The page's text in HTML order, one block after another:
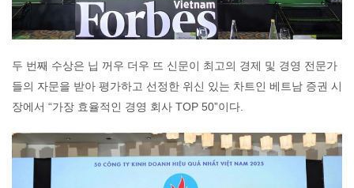
두 번째 수상은 닙 꺼우 더우 뜨 신문이 최고의 경제 및 경영 전문가
들의 자문을 받아 평가하고 선정한 위신 있는 차트인 베트남 증권 시
장에서 “가장 효율적인 경영 회사 TOP 50”이다.